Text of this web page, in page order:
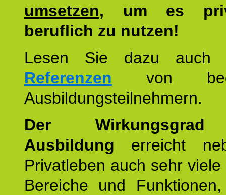
umsetzen, um es
beruflich zu nutzen!
Lesen Sie dazu
Referenzen von
Ausbildungsteilnehmern.
Der
Ausbildung erreicht
Privatleben auch sehr
Bereiche und